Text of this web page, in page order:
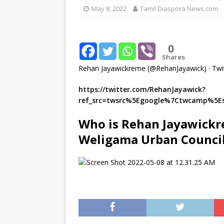
[ August 1, 2026 ] New
[ July 30, 2026 ]
வலியுறுத்துகிறது
Reconsider Tamil
May 8, 2022 Tamil Diaspora News.com
0
Shares
Rehan Jayawickreme (@RehanJayawick) ·
https://twitter.com/RehanJayawick?
Who is Rehan
Weligama Urban